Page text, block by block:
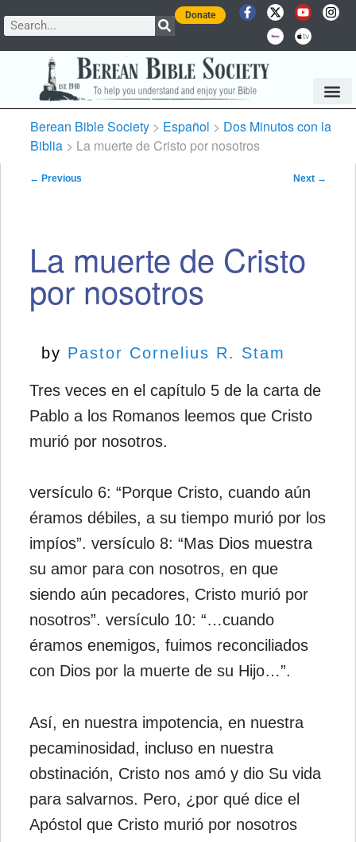
Donate
Berean Bible Society > Español > Dos Minutos con la
Biblia > La muerte de Cristo por nosotros
Post navigation
← Previous Next →
La muerte de Cristo
por nosotros
by Pastor Cornelius R. Stam
Tres veces en el capítulo 5 de la carta de
Pablo a los Romanos leemos que Cristo
murió por nosotros.
versículo 6: “Porque Cristo, cuando aún
éramos débiles, a su tiempo murió por los
impíos”. versículo 8: “Mas Dios muestra
su amor para con nosotros, en que
siendo aún pecadores, Cristo murió por
nosotros”. versículo 10: “…cuando
éramos enemigos, fuimos reconciliados
con Dios por la muerte de su Hijo…”.
Así, en nuestra impotencia, en nuestra
pecaminosidad, incluso en nuestra
obstinación, Cristo nos amó y dio Su vida
para salvarnos. Pero, ¿por qué dice el
Apóstol que Cristo murió por nosotros